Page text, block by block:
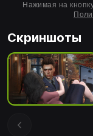
Нажимая на
Скриншоты